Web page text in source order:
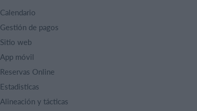
Calendario
Gestión de pagos
Sitio web
App móvil
Reservas Online
Estadisticas
Alineación y tácticas